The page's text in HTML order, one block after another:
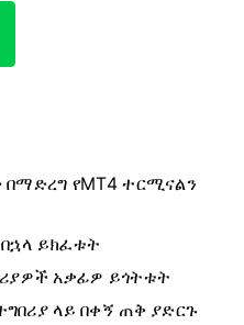
በማድረግ የMT4 ተርሚናልን
በኋላ ይክፈቱት
አቃፊዎ ይጎትቱት
ላይ በቀኝ ጠቅ ያድርጉ